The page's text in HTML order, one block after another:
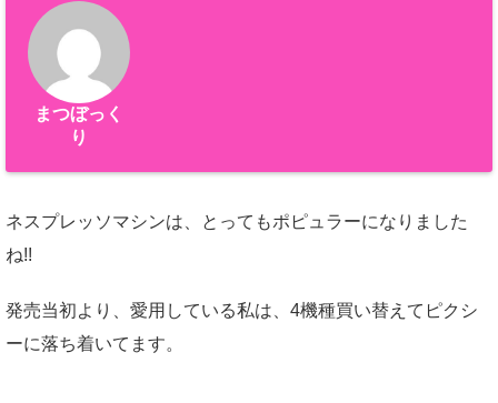
まつぼっく
り
ネスプレッソマシンは、とってもポピュラーになりました
ね!!
発売当初より、愛用している私は、4機種買い替えてピクシ
ーに落ち着いてます。